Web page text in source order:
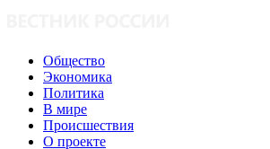
Общество
Экономика
Политика
В мире
Происшествия
О проекте